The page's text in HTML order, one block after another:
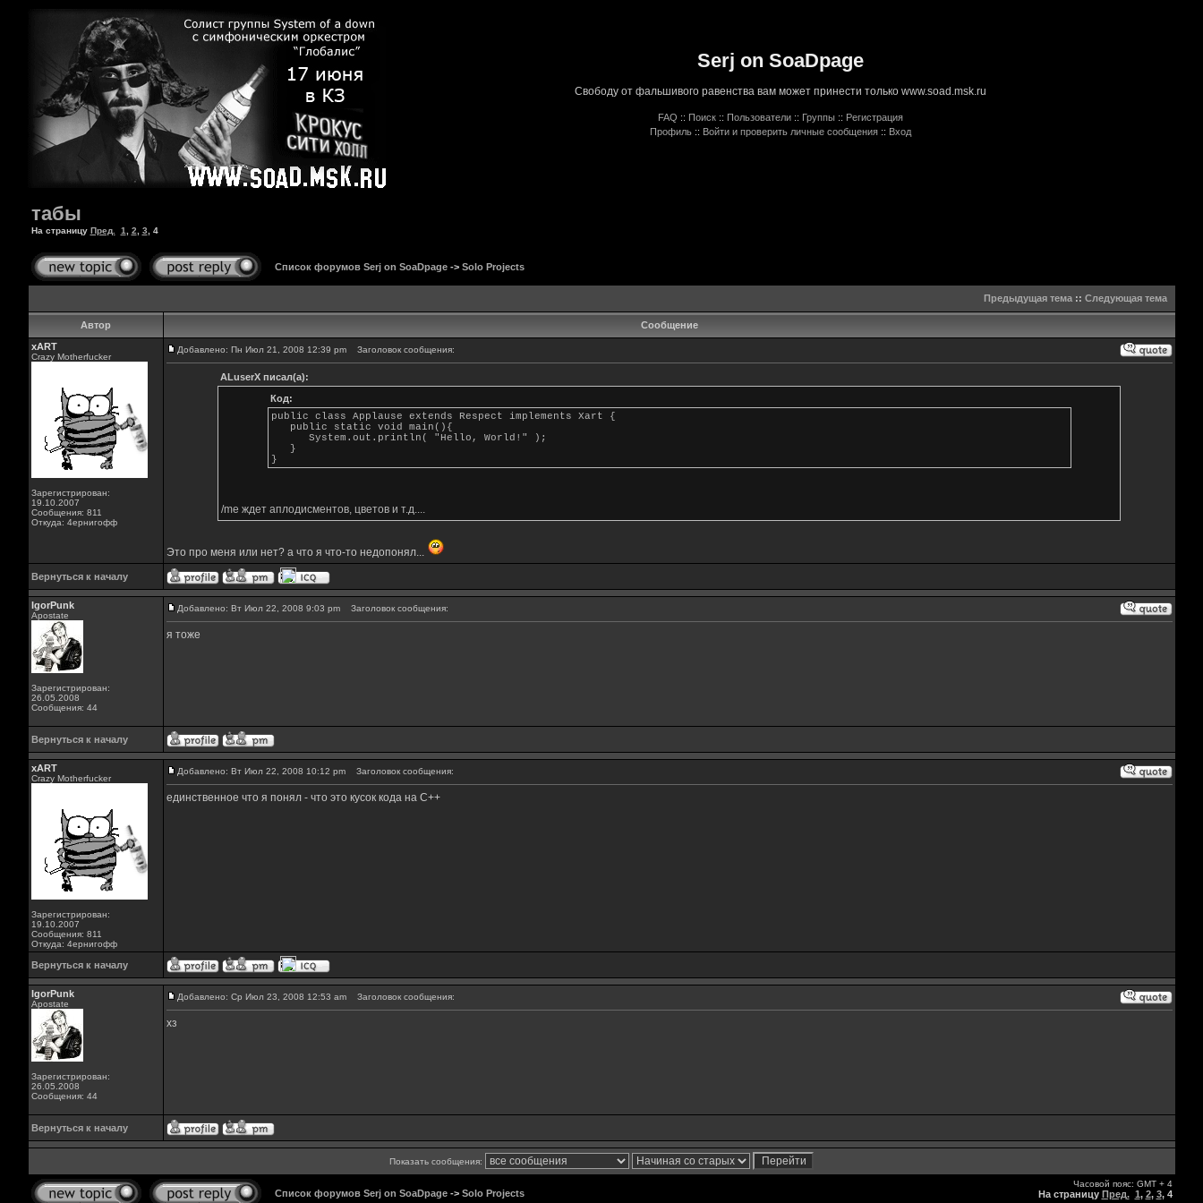
Serj on SoaDpage
Свободу от фальшивого равенства вам может принести только www.soad.msk.ru
FAQ :: Поиск :: Пользователи :: Группы :: Регистрация
Профиль :: Войти и проверить личные сообщения :: Вход
табы
На страницу Пред. 1 2 3 4
Список форумов Serj on SoaDpage-> Solo Projects
Предыдущая тема:: Следующая тема
Автор
Сообщение
xART
Crazy Motherfucker
Зарегистрирован:
19.10.2007
Сообщения: 811
Откуда: 4ернигофф
Добавлено: Пн Июл 21, 2008 12:39 pm Заголовок сообщения:
ALuserX писал(а):
Код:
public class Applause extends Respect implements Xart {
public static void main(){
System.out.println( "Hello, World!" );
}
}
/me ждет аплодисментов, цветов и т.д....
Это про меня или нет? а что я что-то недопонял...
Вернуться к началу
IgorPunk
Apostate
Зарегистрирован:
26.05.2008
Сообщения: 44
Добавлено: Вт Июл 22, 2008 9:03 pm Заголовок сообщения:
я тоже
Вернуться к началу
xART
Crazy Motherfucker
Зарегистрирован:
19.10.2007
Сообщения: 811
Откуда: 4ернигофф
Добавлено: Вт Июл 22, 2008 10:12 pm Заголовок сообщения:
единственное что я понял - что это кусок кода на C++
Вернуться к началу
IgorPunk
Apostate
Зарегистрирован:
26.05.2008
Сообщения: 44
Добавлено: Ср Июл 23, 2008 12:53 am Заголовок сообщения:
хз
Вернуться к началу
Показать сообщения:
Список форумов Serj on SoaDpage-> Solo Projects
Часовой пояс: GMT + 4
На страницу Пред. 1, 2, 3, 4